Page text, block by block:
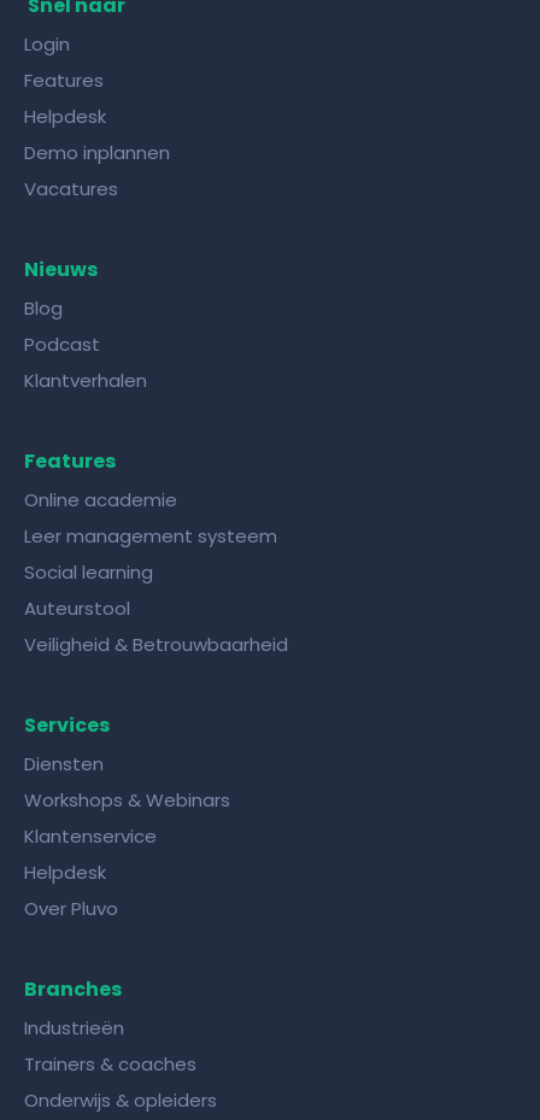
Login
Features
Helpdesk
Demo inplannen
Vacatures
Nieuws
Blog
Podcast
Klantverhalen
Features
Online academie
Leer management systeem
Social learning
Auteurstool
Veiligheid & Betrouwbaarheid
Services
Diensten
Workshops & Webinars
Klantenservice
Helpdesk
Over Pluvo
Branches
Industrieën
Trainers & coaches
Onderwijs & opleiders